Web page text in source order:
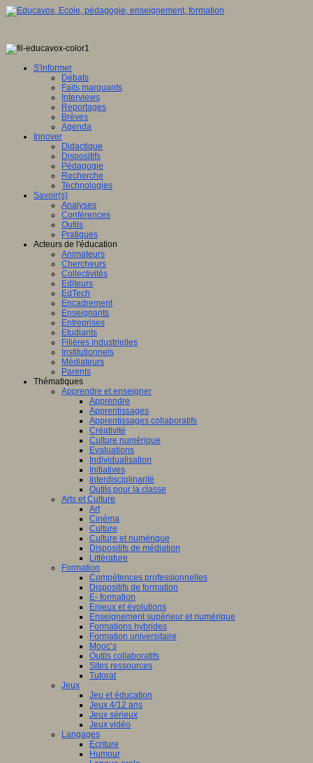
S'informer
Débats
Faits marquants
Interviews
Reportages
Brèves
Agenda
Innover
Didactique
Dispositifs
Pédagogie
Recherche
Technologies
Savoir(s)
Analyses
Conférences
Outils
Pratiques
Acteurs de l'éducation
Animateurs
Chercheurs
Collectivités
Editeurs
EdTech
Encadrement
Enseignants
Entreprises
Etudiants
Filières industrielles
Institutionnels
Médiateurs
Parents
Thématiques
Apprendre et enseigner
Apprendre
Apprentissages
Apprentissages collaboratifs
Créativité
Culture numérique
Evaluations
Individualisation
Initiatives
Interdisciplinarité
Outils pour la classe
Arts et Culture
Art
Cinéma
Culture
Culture et numérique
Dispositifs de médiation
Littérature
Formation
Compétences professionnelles
Dispositifs de formation
E- formation
Enjeux et évolutions
Enseignement supérieur et numérique
Formations hybrides
Formation universitaire
Mooc’s
Outils collaboratifs
Sites ressources
Tutorat
Jeux
Jeu et éducation
Jeux 4/12 ans
Jeux sérieux
Jeux vidéo
Langages
Ecriture
Humour